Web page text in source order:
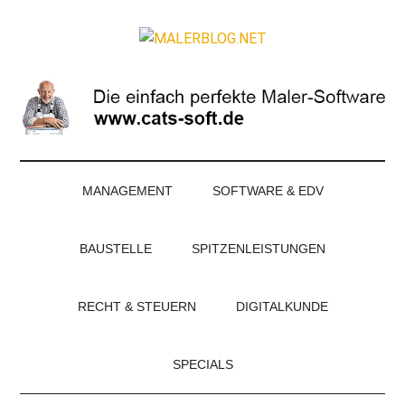
Magazin
für
Maler
und
MANAGEMENT SOFTWARE & EDV
BAUSTELLE SPITZENLEISTUNGEN
RECHT & STEUERN DIGITALKUNDE
SPECIALS